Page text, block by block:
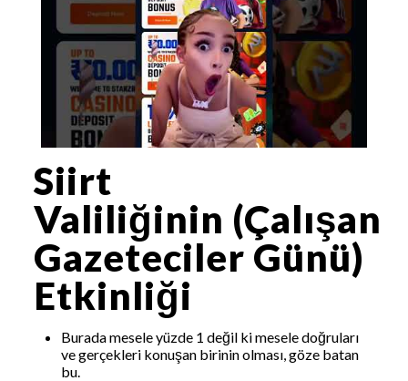
Siirt
Valiliğinin (Çalışan
Gazeteciler Günü)
Etkinliği
Burada mesele yüzde 1 değil ki mesele doğruları
ve gerçekleri konuşan birinin olması, göze batan
bu.